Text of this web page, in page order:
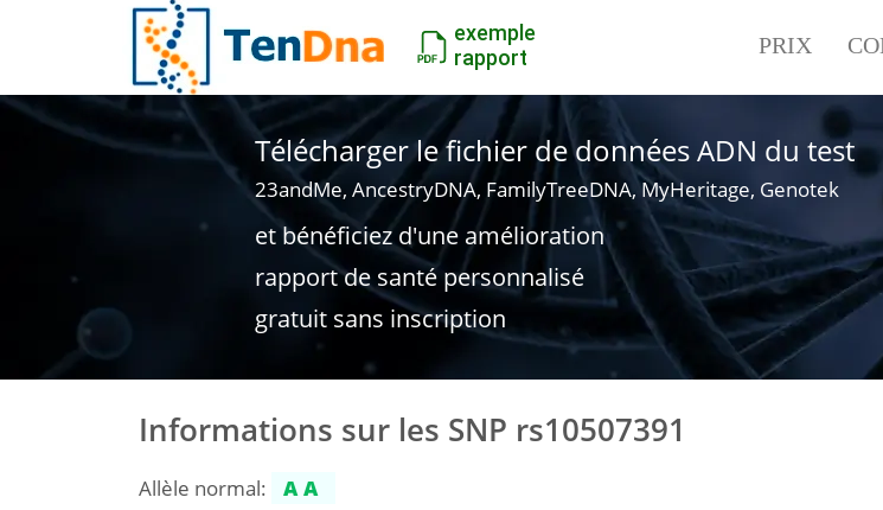
exemple
rapport
PRIX
Télécharger le fichier de données ADN du test
23andMe, AncestryDNA, FamilyTreeDNA, MyHeritage, Genotek
et bénéficiez d'une amélioration
rapport de santé personnalisé
gratuit sans inscription
Informations sur les SNP rs10507391
Allèle normal:
AA